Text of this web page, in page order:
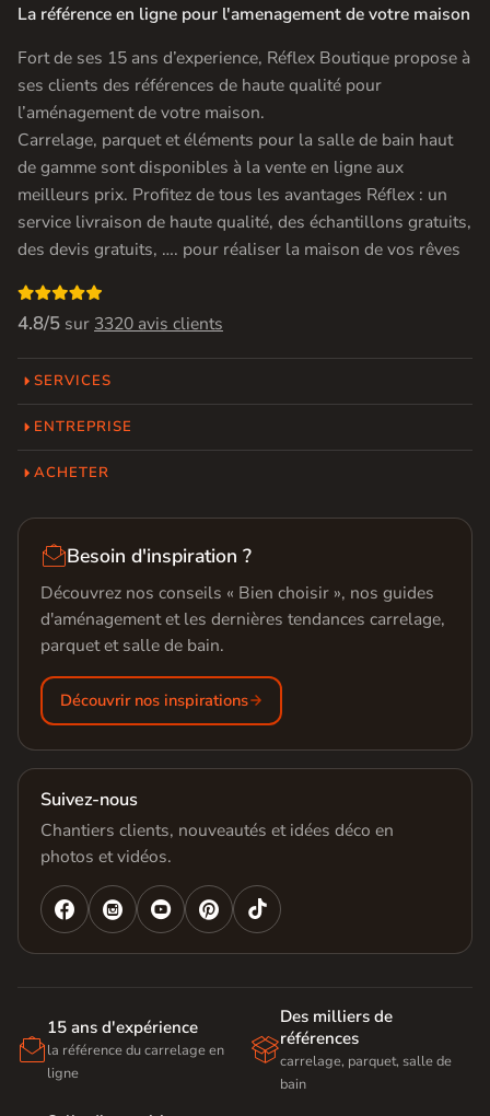
La référence en ligne pour l'amenagement de votre maison
Fort de ses 15 ans d’experience, Réflex Boutique propose à
ses clients des références de haute qualité pour
l’aménagement de votre maison.
Carrelage, parquet et éléments pour la salle de bain haut
de gamme sont disponibles à la vente en ligne aux
meilleurs prix. Profitez de tous les avantages Réflex : un
service livraison de haute qualité, des échantillons gratuits,
des devis gratuits, …. pour réaliser la maison de vos rêves

4.8/5 sur 3320 avis clients
SERVICES
ENTREPRISE
ACHETER
Besoin d'inspiration ?
Découvrez nos conseils « Bien choisir », nos guides
d'aménagement et les dernières tendances carrelage,
parquet et salle de bain.
Découvrir nos inspirations
Suivez-nous
Chantiers clients, nouveautés et idées déco en
photos et vidéos.
   

15 ans d'expérience
la référence du carrelage en
ligne

Des milliers de
références
carrelage, parquet, salle de
bain